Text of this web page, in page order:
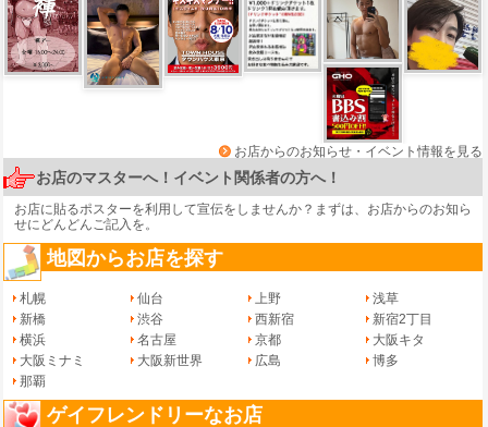
お店からのお知らせ・イベント情報を見る
お店のマスターへ！イベント関係者の方へ！
お店に貼るポスターを利用して宣伝をしませんか？まずは、 お店からのお知ら
せにどんどんご記入を。
地図からお店を探す
札幌 仙台 上野
浅草
新橋
渋谷 西新宿
新宿2丁目
横浜
名古屋 京都
大阪キタ
大阪ミナミ
大阪新世界 広島
博多
那覇
ゲイフレンドリーなお店